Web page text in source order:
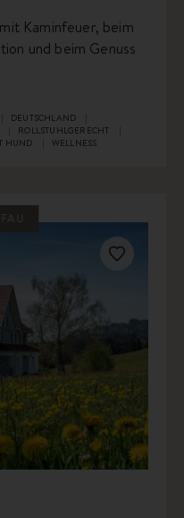
Kaminfeuer, beim
und beim Genuss
DEUTSCHLAND
ROLLSTUHLGERECHT
HUND WELLNESS